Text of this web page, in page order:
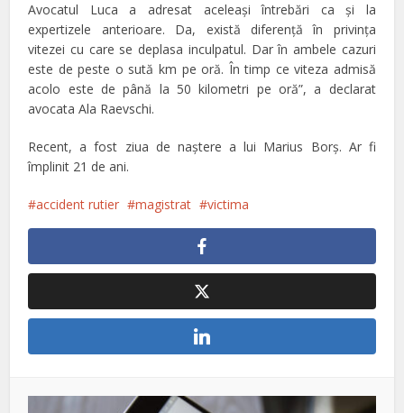
Avocatul Luca a adresat aceleaşi întrebări ca şi la
expertizele anterioare. Da, există diferenţă în privinţa
vitezei cu care se deplasa inculpatul. Dar în ambele cazuri
este de peste o sută km pe oră. În timp ce viteza admisă
acolo este de până la 50 kilometri pe oră”, a declarat
avocata Ala Raevschi.
Recent, a fost ziua de naştere a lui Marius Borş. Ar fi
împlinit 21 de ani.
accident rutier magistrat victima